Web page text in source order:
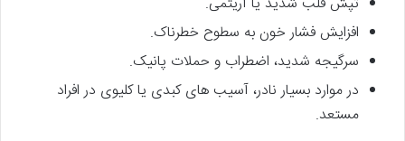
افزایش فشار خون به سطوح خطرناک.
سرگیجه شدید، اضطراب و حملات پانیک.
در موارد بسیار نادر، آسیب های کبدی یا کلیوی در افراد
مستعد.